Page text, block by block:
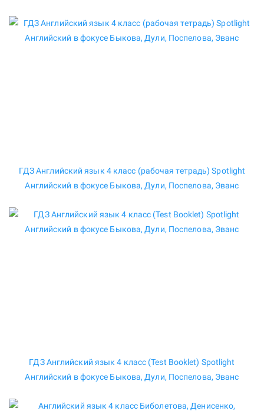
ГДЗ Английский язык 4 класс (рабочая тетрадь) Spotlight
Английский в фокусе Быкова, Дули, Поспелова, Эванс
ГДЗ Английский язык 4 класс (Test Booklet) Spotlight
Английский в фокусе Быкова, Дули, Поспелова, Эванс